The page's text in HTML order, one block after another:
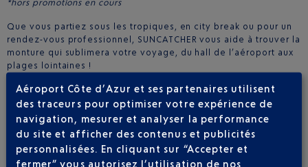
*hors promotions en cours
Que vous partiez sous les tropiques, en city break ou pour un
rendez-vous professionnel, SUNCATCHER vous aide à trouver la
monture qui sublimera votre voyage, du hall de l’aéroport aux
plages lointaines !
AVANTAGES ET INFORMATIONS UTILES POUR LES
PASSAGERS
LE SHOP & COLLECT
À l’Aéroport Nice Côte d’Azur, la boutique SUNCATCHER
Aéroport Côte d’Azur et ses partenaires utilisent
des traceurs pour optimiser votre expérience de
navigation, mesurer et analyser la performance
du site et afficher des contenus et publicités
personnalisées. En cliquant sur “Accepter et
fermer” vous autorisez l’utilisation de nos